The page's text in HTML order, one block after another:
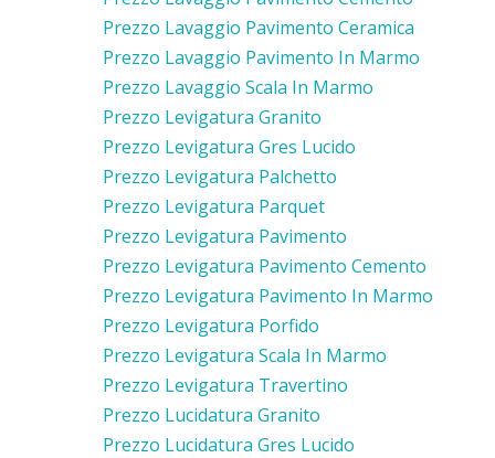
Prezzo Lavaggio Pavimento Ceramica
Prezzo Lavaggio Pavimento In Marmo
Prezzo Lavaggio Scala In Marmo
Prezzo Levigatura Granito
Prezzo Levigatura Gres Lucido
Prezzo Levigatura Palchetto
Prezzo Levigatura Parquet
Prezzo Levigatura Pavimento
Prezzo Levigatura Pavimento Cemento
Prezzo Levigatura Pavimento In Marmo
Prezzo Levigatura Porfido
Prezzo Levigatura Scala In Marmo
Prezzo Levigatura Travertino
Prezzo Lucidatura Granito
Prezzo Lucidatura Gres Lucido